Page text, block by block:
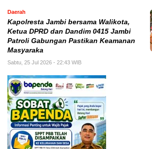
Daerah
Kapolresta Jambi bersama Walikota,
Ketua DPRD dan Dandim 0415 Jambi
Patroli Gabungan Pastikan Keamanan
Masyaraka
Sabtu, 25 Jul 2026 - 22:43 WIB